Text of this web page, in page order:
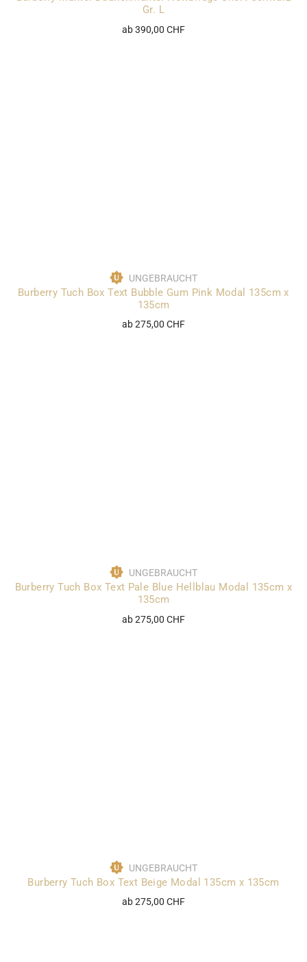
Gr. L
ab 390,00 CHF
UNGEBRAUCHT
Burberry Tuch Box Text Bubble Gum Pink Modal 135cm x
135cm
ab 275,00 CHF
UNGEBRAUCHT
Burberry Tuch Box Text Pale Blue Hellblau Modal 135cm x
135cm
ab 275,00 CHF
UNGEBRAUCHT
Burberry Tuch Box Text Beige Modal 135cm x 135cm
ab 275,00 CHF